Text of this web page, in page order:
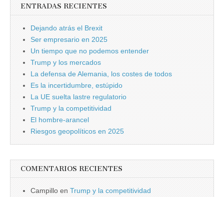
ENTRADAS RECIENTES
Dejando atrás el Brexit
Ser empresario en 2025
Un tiempo que no podemos entender
Trump y los mercados
La defensa de Alemania, los costes de todos
Es la incertidumbre, estúpido
La UE suelta lastre regulatorio
Trump y la competitividad
El hombre-arancel
Riesgos geopolíticos en 2025
COMENTARIOS RECIENTES
Campillo en Trump y la competitividad